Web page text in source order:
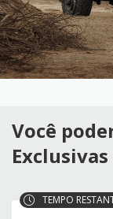
Você
Exclusivas
TEMPO